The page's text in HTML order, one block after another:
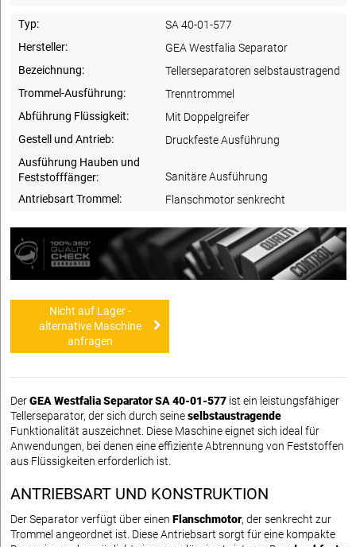
Typ:
SA 40-01-577
Hersteller:
GEA Westfalia Separator
Bezeichnung:
Tellerseparatoren selbstaustragend
Trommel-Ausführung:
Trenntrommel
Abführung Flüssigkeit:
Mit Doppelgreifer
Gestell und Antrieb:
Druckfeste Ausführung
Ausführung Hauben und
Feststofffänger:
Sanitäre Ausführung
Antriebsart Trommel:
Flanschmotor senkrecht
Nicht auf Lager -
alternative Maschine
anfragen
DerGEA Westfalia Separator SA 40-01-577 ist ein leistungsfähiger
Tellerseparator, der sich durch seineselbstaustragende
Funktionalität auszeichnet. Diese Maschine eignet sich ideal für
Anwendungen, bei denen eine effiziente Abtrennung von Feststoffen
aus Flüssigkeiten erforderlich ist.
ANTRIEBSART UND KONSTRUKTION
Der Separator verfügt über einen Flanschmotor, der senkrecht zur
Trommel angeordnet ist. Diese Antriebsart sorgt für eine kompakte